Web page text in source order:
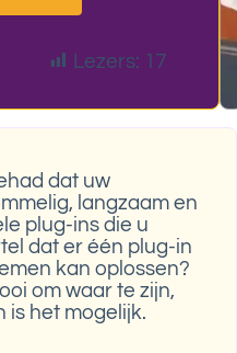
Lezers: 17
dat uw
langzaam en
plug-ins die u
dat er één plug-in
kan oplossen?
om waar te zijn,
is het mogelijk.